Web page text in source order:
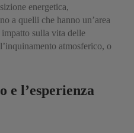
energetica,
a quelli che hanno un’area
sulla vita delle
atmosferico, o
e l’esperienza